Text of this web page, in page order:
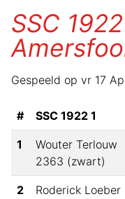
SSC
Gespeeld op vr 17
# SSC 1922 1
1
Wouter Terlouw
2363 (zwart)
2
Roderick Loeber